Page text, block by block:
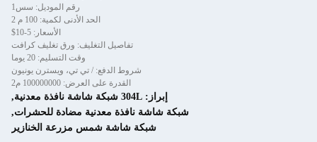
رقم الموديل: سس1
الحد الأدنى لكمية: 100 م 2
الأسعار: 5-10$
تفاصيل التغليف: ورق تغليف كرافت
وقت التسليم: 20 يوما
شروط الدفع: / تي تي، ويسترن يونيون
القدرة على العرض: 100000000 م2
إبراز: 304L شبكة شاشة نافذة معدنية
,
شبكة شاشة نافذة معدنية مضادة للحشرات,
شبكة شاشة شمس مزرعة الخنازير